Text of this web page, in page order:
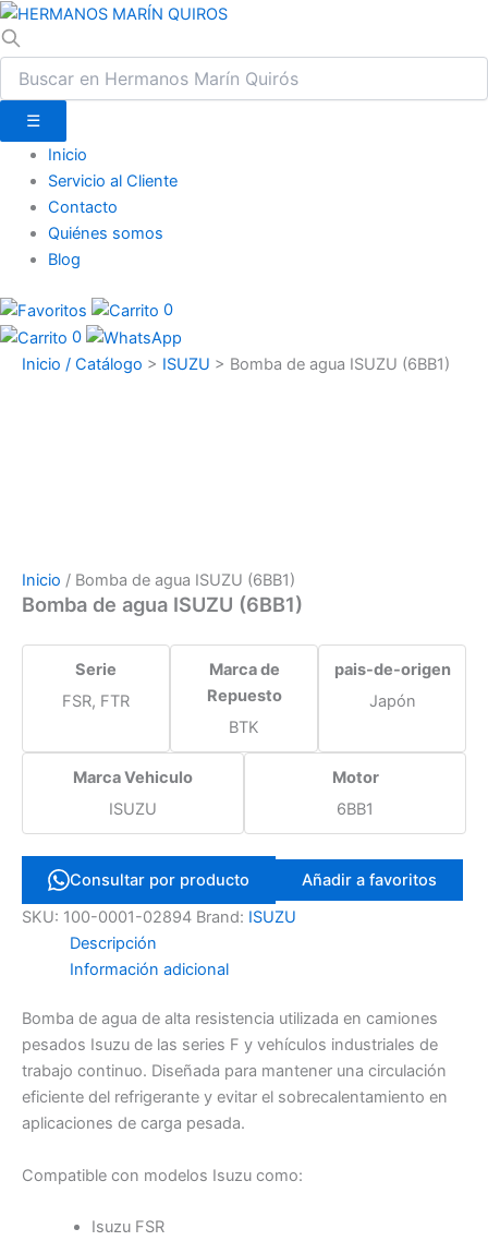
☰
Inicio
Servicio al Cliente
Contacto
Quiénes somos
Blog
0
0
Inicio / Catálogo > ISUZU > Bomba de agua ISUZU (6BB1)
Inicio / Bomba de agua ISUZU (6BB1)
Bomba de agua ISUZU (6BB1)
Serie
FSR, FTR
Marca de
Repuesto
BTK
pais-de-origen
Japón
Marca Vehiculo
ISUZU
Motor
6BB1
Consultar por producto
Añadir a favoritos
SKU: 100-0001-02894 Brand: ISUZU
Descripción
Información adicional
Bomba de agua de alta resistencia utilizada en camiones
pesados Isuzu de las series F y vehículos industriales de
trabajo continuo. Diseñada para mantener una circulación
eficiente del refrigerante y evitar el sobrecalentamiento en
aplicaciones de carga pesada.
Compatible con modelos Isuzu como:
Isuzu FSR